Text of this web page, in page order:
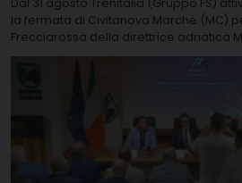
Dal 31 agosto Trenitalia (Gruppo FS)
la fermata di Civitanova Marche (MC)
Frecciarossa della direttrice adriatica